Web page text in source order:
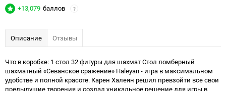
+13,079 баллов ?
Описание Отзывы
Что в коробке: 1 стол 32 фигуры для шахмат Стол ломберный
шахматный «Севанское сражение» Haleyan - игра в максимальном
удобстве и полной красоте. Карен Халеян решил превзойти все свои
предыдущие творения и создал уникальное решение для игры в